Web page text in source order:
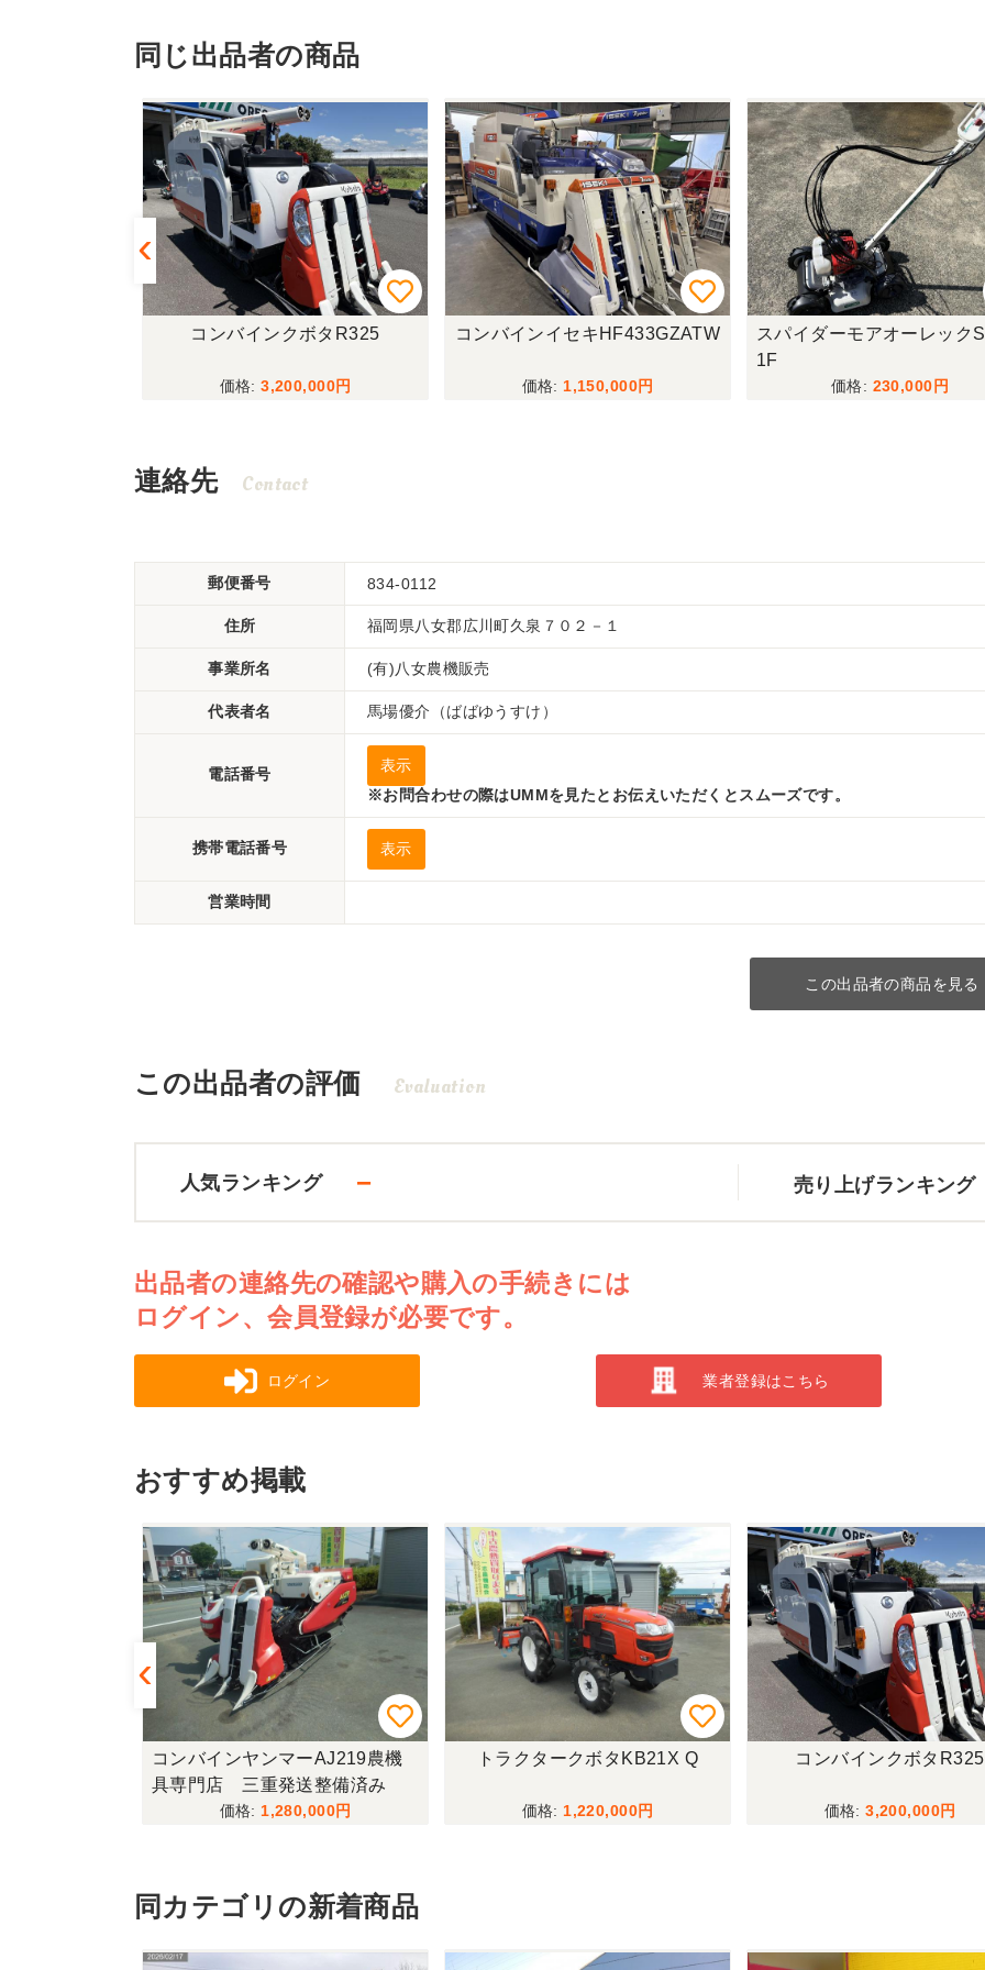
同じ出品者の商品
コンバインクボタR325
3,200,000
コンバインイセキHF433GZATW
1,150,000
スパイダーモアオーレック
1F
230,000
連絡先 Contact
郵便番号 834-0112
住所 福岡県八女郡広川町久泉７０２－１
事業所名 (有)八女農機販売
代表者名 馬場優介（ばばゆうすけ）
電話番号
表示
※お問合わせの際はUMMを見たとお伝えいただくとスムーズです。
携帯電話番号 表示
営業時間
この出品者の商品を見る
この出品者の評価 Evaluation
人気ランキング － 売り上げランキング
出品者の連絡先の確認や購入の手続きには
ログイン、会員登録が必要です。
ログイン 業者登録はこちら
おすすめ掲載
コンバインヤンマーAJ219農機
具専門店 三重発送整備済み
1,280,000
トラクタークボタKB21X Q
1,220,000
コンバインクボタR325
3,200,000
同カテゴリの新着商品